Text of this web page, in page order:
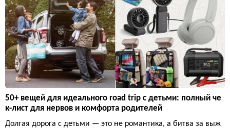
50+ вещей для идеального road trip с детьми: полный че
к-лист для нервов и комфорта родителей
Долгая дорога с детьми — это не романтика, а битва за выж